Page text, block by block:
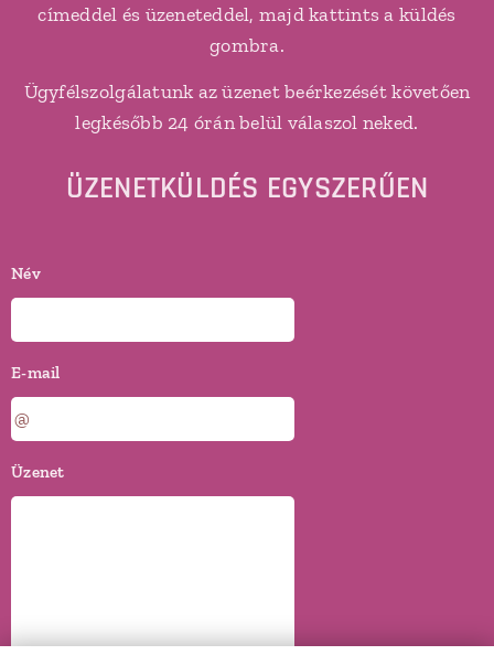
címeddel és üzeneteddel, majd kattints a küldés
gombra.
Ügyfélszolgálatunk az üzenet beérkezését követően
legkésőbb 24 órán belül válaszol neked.
ÜZENETKÜLDÉS EGYSZERŰEN
Név
E-mail
Üzenet